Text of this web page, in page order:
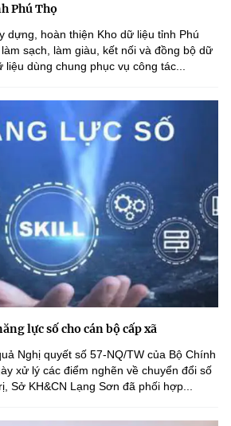
Phú Thọ
dựng, hoàn thiện Kho dữ liệu tỉnh Phú
sạch, làm giàu, kết nối và đồng bộ dữ
dùng chung phục vụ công tác...
lực số cho cán bộ cấp xã
Nghị quyết số 57-NQ/TW của Bộ Chính
xử lý các điểm nghẽn về chuyển đổi số
Sở KH&CN Lạng Sơn đã phối hợp...